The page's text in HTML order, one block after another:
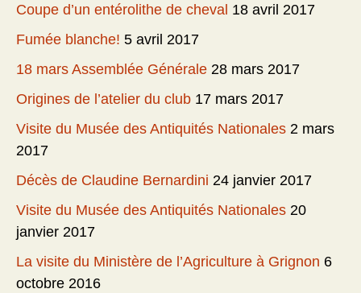
Coupe d’un entérolithe de cheval 18 avril 2017
Fumée blanche! 5 avril 2017
18 mars Assemblée Générale 28 mars 2017
Origines de l’atelier du club 17 mars 2017
Visite du Musée des Antiquités Nationales 2 mars
2017
Décès de Claudine Bernardini 24 janvier 2017
Visite du Musée des Antiquités Nationales 20
janvier 2017
La visite du Ministère de l’Agriculture à Grignon 6
octobre 2016